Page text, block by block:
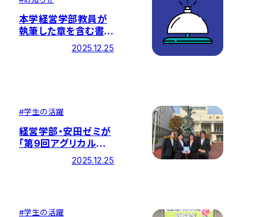
本学経営学部教員が
執筆した章を含む書
Leadership for
Issues, Diverse
Perspectives, and
Critical Praxis』 が
出版されました
2025.12.25
#学生の活躍
経営学部・安田ゼミが
「第9回アグリカルチ
ャーコンペティション
2025」で優秀賞を受
2025.12.25
#学生の活躍